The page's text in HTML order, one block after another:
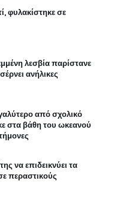
φυλακίστηκε σε
λεσβία παρίστανε
ανήλικες
από σχολικό
στα βάθη του ωκεανού
να επιδεικνύει τα
περαστικούς